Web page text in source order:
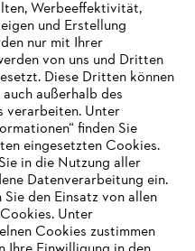
Werbeeffektivität,
und Erstellung
nur mit Ihrer
von uns und Dritten
Diese Dritten können
außerhalb des
verarbeiten. Unter
finden Sie
eingesetzten Cookies.
in die Nutzung aller
Datenverarbeitung ein.
den Einsatz von allen
Unter
Cookies zustimmen